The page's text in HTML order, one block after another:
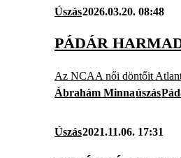
Úszás2026.03.20. 08:48
PÁDÁR
Az NCAA női döntőit
Ábrahám Minnaúszás
Úszás2021.11.06. 17:31